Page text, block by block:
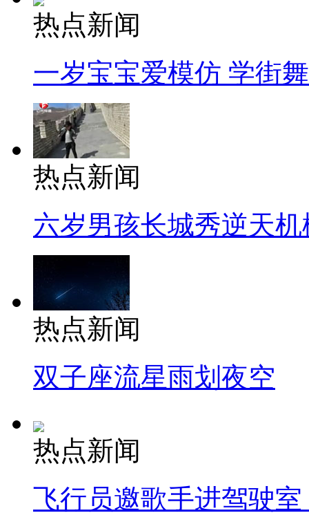
热点新闻
一岁宝宝爱模仿 学街
热点新闻
六岁男孩长城秀逆天机
热点新闻
双子座流星雨划夜空
热点新闻
飞行员邀歌手进驾驶